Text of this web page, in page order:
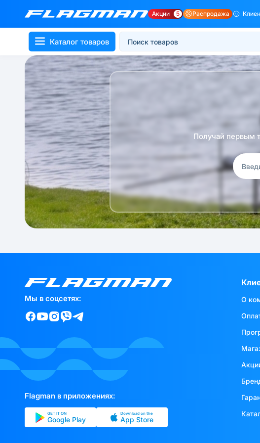
Акции 5 Распродажа
Каталог товаров
Получай первым
Мы в соцсетях:
Flagman в приложениях:
GET IT ON
Google Play
Download on the
App Store
О